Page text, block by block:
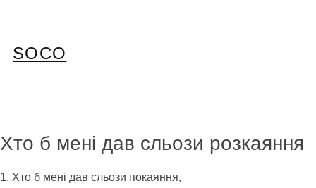
SOCO
Хто б мені дав сльози розкаяння
1. Хто б мені дав сльози покаяння,